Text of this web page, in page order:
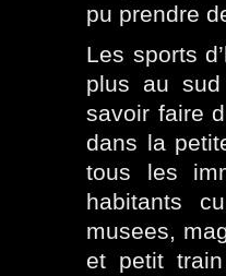
pu prendre
Les sports
plus au
savoir faire
dans la
tous les
habitants
musees,
et petit